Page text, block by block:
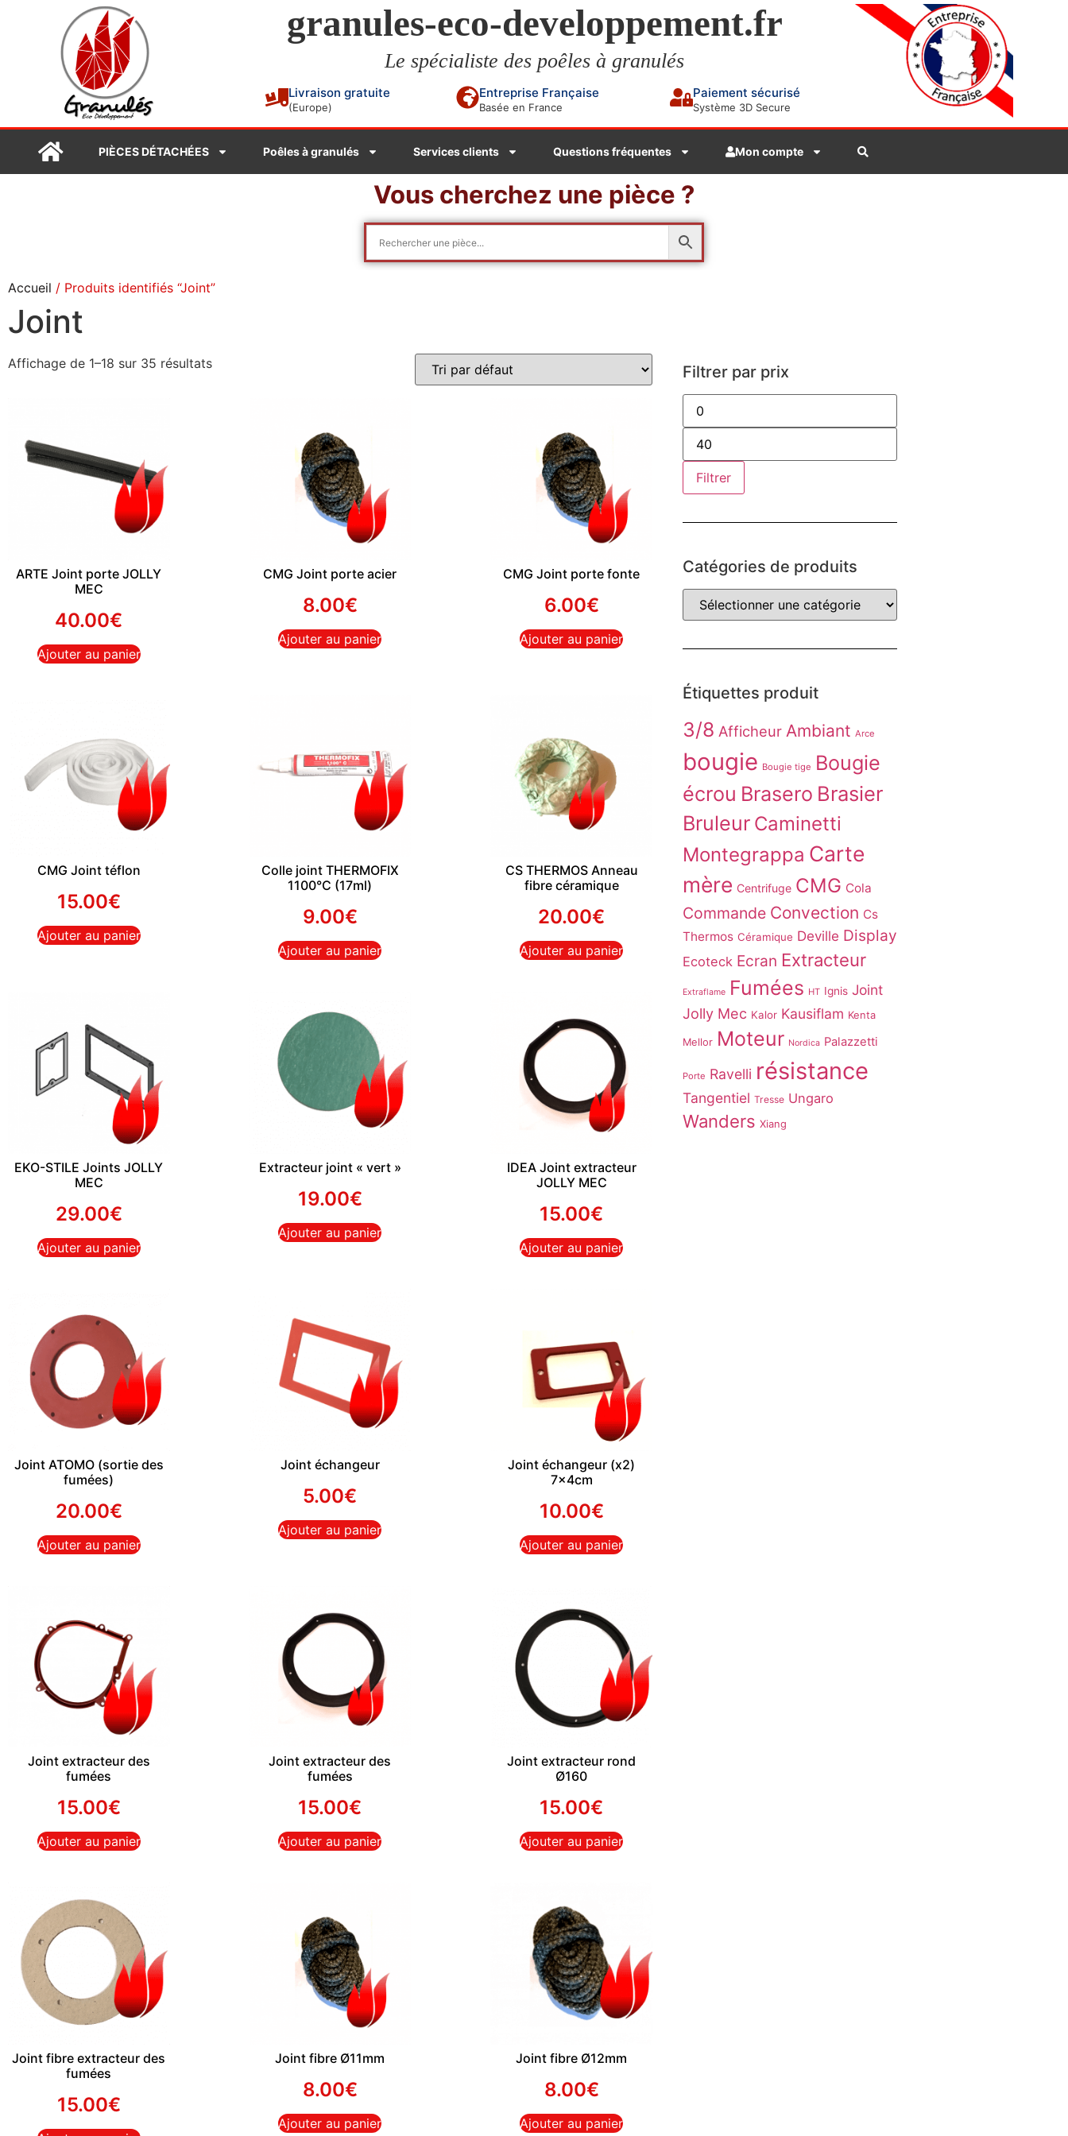
granules-eco-developpement.fr
Le spécialiste des poêles à granulés
Livraison gratuite
(Europe)
Entreprise Française
Basée en France
Paiement sécurisé
Système 3D Secure
PIÈCES DÉTACHÉES Poêles à granulés Services clients Questions fréquentes Mon compte
Vous cherchez une pièce ?
Accueil / Produits identifiés “Joint”
Joint
Affichage de 1–18 sur 35 résultats
ARTE Joint porte JOLLY
MEC
40.00€
Ajouter au panier
CMG Joint porte acier
8.00€
Ajouter au panier
CMG Joint porte fonte
6.00€
Ajouter au panier
CMG Joint téflon
15.00€
Ajouter au panier
Colle joint THERMOFIX
1100°C (17ml)
9.00€
Ajouter au panier
CS THERMOS Anneau
fibre céramique
20.00€
Ajouter au panier
EKO-STILE Joints JOLLY
MEC
29.00€
Ajouter au panier
Extracteur joint « vert »
19.00€
Ajouter au panier
IDEA Joint extracteur
JOLLY MEC
15.00€
Ajouter au panier
Joint ATOMO (sortie des
fumées)
20.00€
Ajouter au panier
Joint échangeur
5.00€
Ajouter au panier
Joint échangeur (x2)
7x4cm
10.00€
Ajouter au panier
Joint extracteur des
fumées
15.00€
Ajouter au panier
Joint extracteur des
fumées
15.00€
Ajouter au panier
Joint extracteur rond
Ø160
15.00€
Ajouter au panier
Joint fibre extracteur des
fumées
15.00€
Joint fibre Ø11mm
8.00€
Ajouter au panier
Joint fibre Ø12mm
8.00€
Ajouter au panier
Filtrer par prix
Filtrer
Catégories de produits
Étiquettes produit
3/8 Afficheur Ambiant Arce
bougie Bougie tige Bougie
écrou Brasero Brasier
Bruleur Caminetti
Montegrappa Carte
mère Centrifuge CMG Cola
Commande Convection Cs
Thermos Céramique Deville Display
Ecoteck Ecran Extracteur
Extraflame Fumées HT Ignis Joint
Jolly Mec Kalor Kausiflam Kenta
Mellor Moteur Nordica Palazzetti
Porte Ravelli résistance
Tangentiel Tresse Ungaro
Wanders Xiang